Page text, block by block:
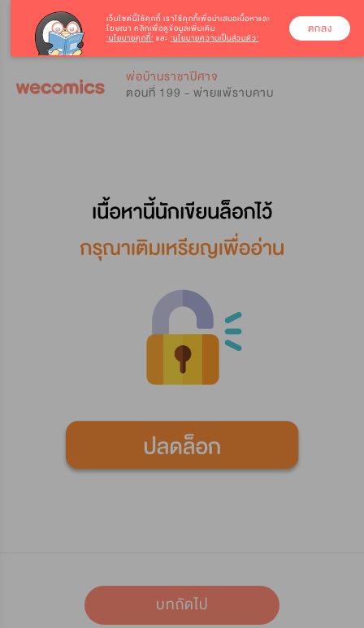
พ่อบ้านราชาปีศาจ
ตอนที่ 199 - พ่ายแพ้ราบคาบ
บทถัดไป
เว็บไซต์นี้ใช้คุกกี้ เราใช้คุกกี้เพื่อนำเสนอเนื้อหาและ
โฆษณา คลิกเพื่อดูข้อมูลเพิ่มเติม
‘นโยบายคุกกี้’ และ ‘นโยบายความเป็นส่วนตัว’
ตกลง